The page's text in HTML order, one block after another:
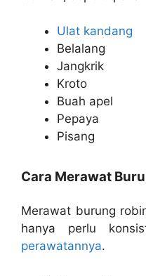
Ulat kandang
Belalang
Jangkrik
Kroto
Buah apel
Pepaya
Pisang
Cara Merawat
Merawat burung
hanya perlu
perawatannya.